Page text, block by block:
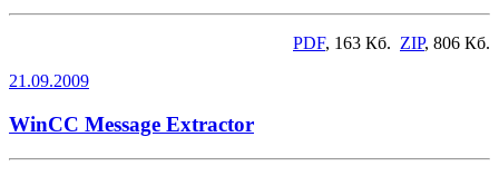
PDF, 163 Кб. ZIP, 806 Кб.
21.09.2009
WinCC Message Extractor